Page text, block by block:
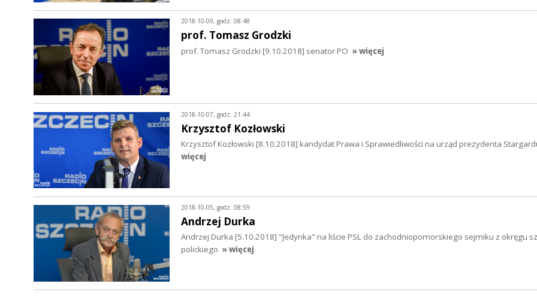
2018-10-09, godz. 08:48
prof. Tomasz Grodzki
prof. Tomasz Grodzki [9.10.2018] senator PO » więcej
2018-10-07, godz. 21:44
Krzysztof Kozłowski
Krzysztof Kozłowski [8.10.2018] kandydat Prawa i Sprawiedliwości na urząd prezydenta
więcej
2018-10-05, godz. 08:59
Andrzej Durka
Andrzej Durka [5.10.2018] "Jedynka" na liście PSL do zachodniopomorskiego sejmiku z okręgu
polickiego » więcej